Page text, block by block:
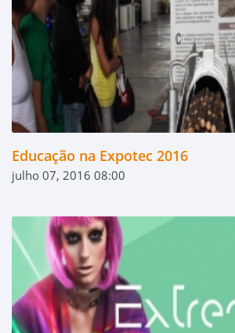
Educação na Expotec 2016
julho 07, 2016 08:00